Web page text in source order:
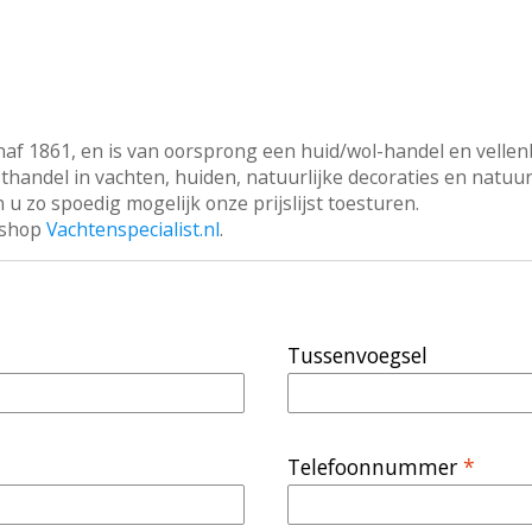
1861, en is van oorsprong een huid/wol-handel en
in vachten, huiden, natuurlijke decoraties en
zo spoedig mogelijk onze prijslijst toesturen.
Vachtenspecialist.nl.
Tussenvoegsel
Telefoonnummer*